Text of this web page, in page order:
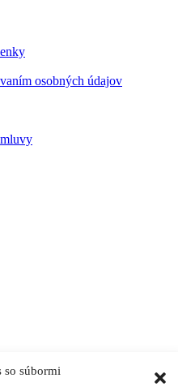
so súbormi
osobných údajov